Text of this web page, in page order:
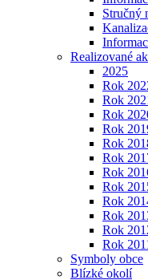
Stručný
Realizované
2025
Rok
Rok
Rok
Rok
Rok
Rok
Rok
Rok
Rok
Rok
Rok
Rok
Symboly obce
Blízké okolí